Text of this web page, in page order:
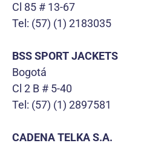
Cl 85 # 13-67
Tel: (57) (1) 2183035
BSS SPORT JACKETS
Bogotá
Cl 2 B # 5-40
Tel: (57) (1) 2897581
CADENA TELKA S.A.